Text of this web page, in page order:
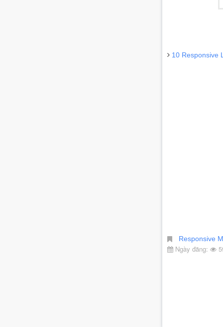
10 Responsive
Responsive
Ngày đăng: